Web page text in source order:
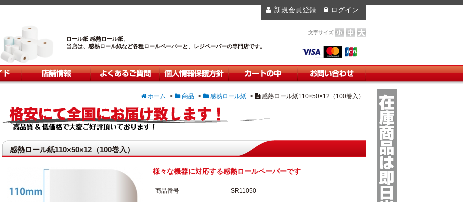
新規会員登録 ログイン
ロール紙 感熱ロール紙。
当店は、感熱ロール紙など各種ロールペーパーと、レジペーパーの専門店です。
文字サイズ
店舗情報 よくあるご質問 個人情報保護方針 カートの中
お問い合わせ
ホーム > 商品 > 感熱ロール紙 > 感熱ロール紙110×50×12（100巻入）
感熱ロール紙110×50×12（100巻入）
様々な機器に対応する感熱ロールペーパーです
商品番号 SR11050